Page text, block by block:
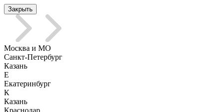
Закрыть
Москва и МО
Санкт-Петербург
Казань
Е
Екатеринбург
К
Казань
Краснодар